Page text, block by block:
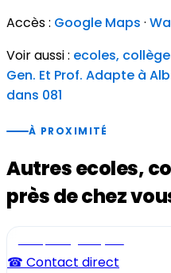
Accès : Google Maps ·
Voir aussi : ecoles,
Gen. Et Prof. Adapte à
dans 081
À PROXIMITÉ
Autres ecoles,
près de chez
☎ Contact direct